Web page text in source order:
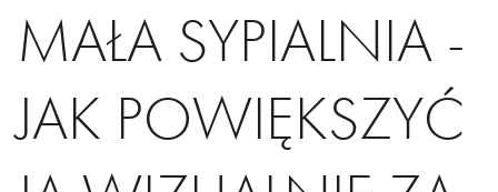
MAŁA SYPIALNIA -
JAK POWIĘKSZYĆ